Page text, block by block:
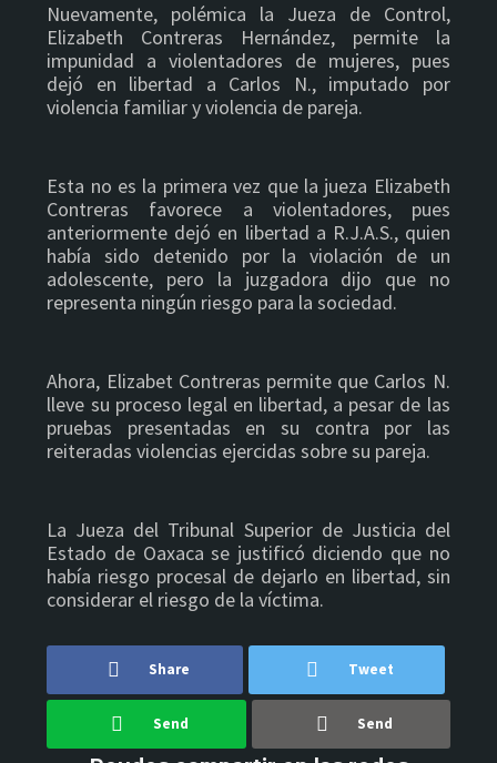
Nuevamente, polémica la Jueza de Control,
Elizabeth Contreras Hernández, permite la
impunidad a violentadores de mujeres, pues
dejó en libertad a Carlos N., imputado por
violencia familiar y violencia de pareja.
Esta no es la primera vez que la jueza Elizabeth
Contreras favorece a violentadores, pues
anteriormente dejó en libertad a R.J.A.S., quien
había sido detenido por la violación de un
adolescente, pero la juzgadora dijo que no
representa ningún riesgo para la sociedad.
Ahora, Elizabet Contreras permite que Carlos N.
lleve su proceso legal en libertad, a pesar de las
pruebas presentadas en su contra por las
reiteradas violencias ejercidas sobre su pareja.
La Jueza del Tribunal Superior de Justicia del
Estado de Oaxaca se justificó diciendo que no
había riesgo procesal de dejarlo en libertad, sin
considerar el riesgo de la víctima.
Share Tweet
Send Send